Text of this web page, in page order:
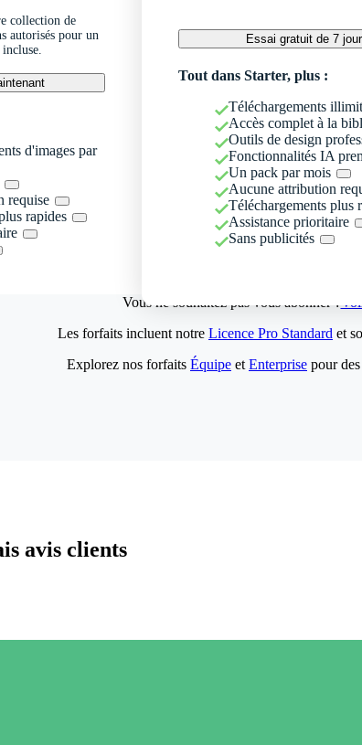
collection de
autorisés pour un
d'images par
requise
rapides
Essai gratuit de 7
Tout dans Starter, plus :
Téléchargements
Accès complet à la
Outils de design
Fonctionnalités IA
Un pack par mois
Aucune attribution
Téléchargements plus
Assistance prioritaire
Sans publicités
Vous ne souhaitez pas vous abonner ?
Les forfaits incluent notre Licence Pro Standard et
Explorez nos forfaits Équipe et Enterprise pour
avis clients